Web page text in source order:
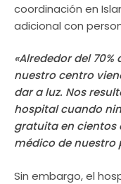
coordinación en
adicional con
«Alrededor del
nuestro centro
dar a luz. Nos
hospital cuando
gratuita en cientos
médico de nuestro
Sin embargo, el